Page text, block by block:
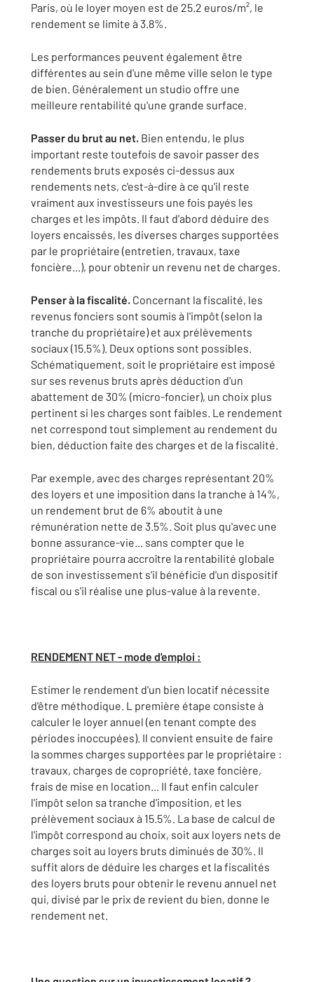
Paris, où le loyer moyen est de 25.2 euros/m², le
rendement se limite à 3.8%.
Les performances peuvent également être
différentes au sein d'une même ville selon le type
de bien. Généralement un studio offre une
meilleure rentabilité qu'une grande surface.
Passer du brut au net. Bien entendu, le plus
important reste toutefois de savoir passer des
rendements bruts exposés ci-dessus aux
rendements nets, c'est-à-dire à ce qu'il reste
vraiment aux investisseurs une fois payés les
charges et les impôts. Il faut d'abord déduire des
loyers encaissés, les diverses charges supportées
par le propriétaire (entretien, travaux, taxe
foncière...), pour obtenir un revenu net de charges.
Penser à la fiscalité. Concernant la fiscalité, les
revenus fonciers sont soumis à l'impôt (selon la
tranche du propriétaire) et aux prélèvements
sociaux (15.5%). Deux options sont possibles.
Schématiquement, soit le propriétaire est imposé
sur ses revenus bruts après déduction d'un
abattement de 30% (micro-foncier), un choix plus
pertinent si les charges sont faibles. Le rendement
net correspond tout simplement au rendement du
bien, déduction faite des charges et de la fiscalité.
Par exemple, avec des charges représentant 20%
des loyers et une imposition dans la tranche à 14%,
un rendement brut de 6% aboutit à une
rémunération nette de 3.5%. Soit plus qu'avec une
bonne assurance-vie... sans compter que le
propriétaire pourra accroître la rentabilité globale
de son investissement s'il bénéficie d'un dispositif
fiscal ou s'il réalise une plus-value à la revente.
RENDEMENT NET - mode d'emploi :
Estimer le rendement d'un bien locatif nécessite
d'être méthodique. L première étape consiste à
calculer le loyer annuel (en tenant compte des
périodes inoccupées). Il convient ensuite de faire
la sommes charges supportées par le propriétaire :
travaux, charges de copropriété, taxe foncière,
frais de mise en location... Il faut enfin calculer
l'impôt selon sa tranche d'imposition, et les
prélèvement sociaux à 15.5%. La base de calcul de
l'impôt correspond au choix, soit aux loyers nets de
charges soit au loyers bruts diminués de 30%. Il
suffit alors de déduire les charges et la fiscalités
des loyers bruts pour obtenir le revenu annuel net
qui, divisé par le prix de revient du bien, donne le
rendement net.